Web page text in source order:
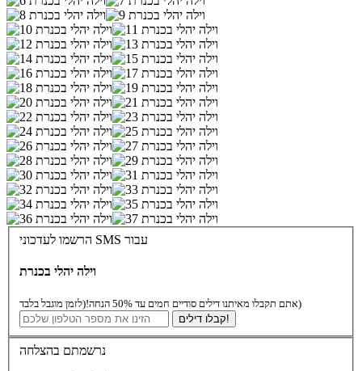
הרשמו לעדכוני SMS עבור
וילה יהלי בכנרת
אתם תקבלו מאיתנו דילים סודיים חמים עד 50% הנחה!(לזמן מוגבל בלבד)
קבלו דילים!
נרשמתם בהצלחה